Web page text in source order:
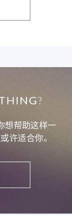
?
想帮助这样一
许适合你。